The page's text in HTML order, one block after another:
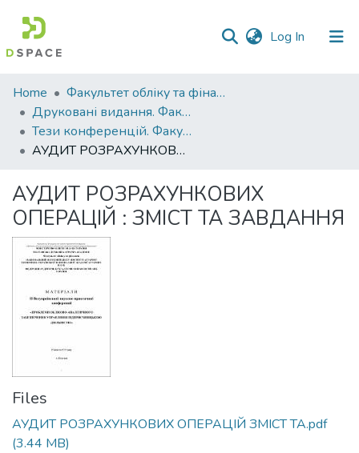
Log In (current)
Communities
&
Collections
All of DSpace
Statistics
Home
Факультет обліку та фінансів
Друковані видання. Факультет обліку та фінансів
Тези конференцій. Факультет обліку та фінансів
АУДИТ РОЗРАХУНКОВИХ ОПЕРАЦІЙ : ЗМІСТ ТА ЗАВДАННЯ
АУДИТ РОЗРАХУНКОВИХ
ОПЕРАЦІЙ : ЗМІСТ ТА ЗАВДАННЯ
Files
АУДИТ РОЗРАХУНКОВИХ ОПЕРАЦІЙ ЗМІСТ ТА.pdf
(3.44 MB)